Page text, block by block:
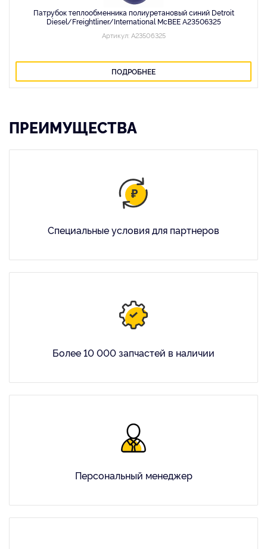
Патрубок теплообменника полиуретановый синий Detroit
Diesel/Freightliner/International McBEE A23506325
Артикул: A23506325
ПОДРОБНЕЕ
ПРЕИМУЩЕСТВА
Специальные условия для партнеров
Более 10 000 запчастей в наличии
Персональный менеджер